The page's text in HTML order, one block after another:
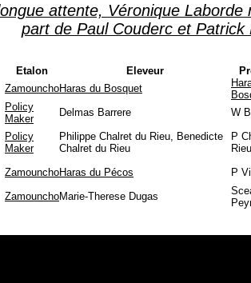
attente, Véronique Laborde
part de Paul Couderc et Patrick
Etalon Eleveur
ZamounchoHaras du Bosquet
Policy
Maker
Delmas Barrere W
Policy
Maker
Philippe Chalret du Rieu, Benedicte
Chalret du Rieu
P
Rieu
ZamounchoHaras du Pécos
P
ZamounchoMarie-Therese Dugas